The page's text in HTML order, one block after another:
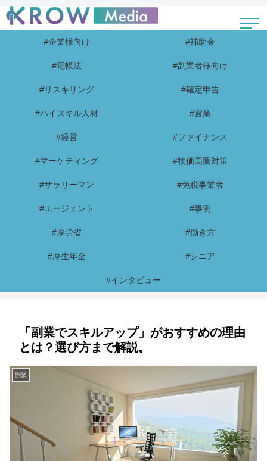
#企業様向け #補助金
#電帳法 #副業者様向け
#リスキリング #確定申告
#ハイスキル人材 #営業
#経営 #ファイナンス
#マーケティング #物価高騰対策
#サラリーマン #免税事業者
#エージェント #事例
#厚労省 #働き方
#厚生年金 #シニア
#インタビュー
「副業でスキルアップ」がおすすめの理由
とは？選び方まで解説。
副業